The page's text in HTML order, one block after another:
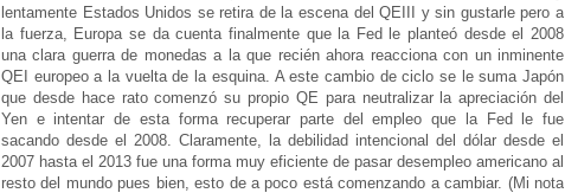
lentamente Estados Unidos se retira de la escena del QEIII y sin gustarle pero a
la fuerza, Europa se da cuenta finalmente que la Fed le planteó desde el 2008
una clara guerra de monedas a la que recién ahora reacciona con un inminente
QEI europeo a la vuelta de la esquina. A este cambio de ciclo se le suma Japón
que desde hace rato comenzó su propio QE para neutralizar la apreciación del
Yen e intentar de esta forma recuperar parte del empleo que la Fed le fue
sacando desde el 2008. Claramente, la debilidad intencional del dólar desde el
2007 hasta el 2013 fue una forma muy eficiente de pasar desempleo americano al
resto del mundo pues bien, esto de a poco está comenzando a cambiar. (Mi nota